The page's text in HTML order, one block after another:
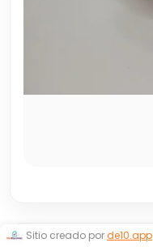
Sitio creado porde10.app